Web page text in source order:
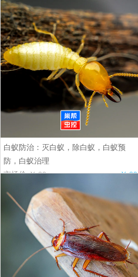
白蚁防治：灭白蚁，除白蚁，白蚁预
防，白蚁治理
市场价:￥.00
￥.00